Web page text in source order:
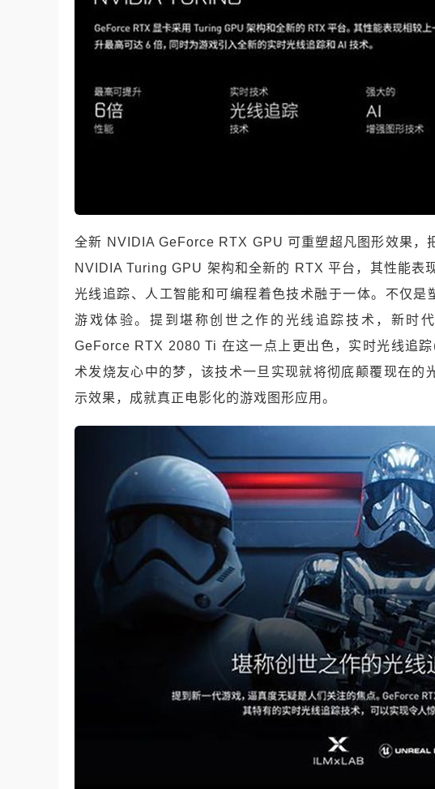
全新 NVIDIA GeForce RTX GPU 可重塑超凡图形效果，
NVIDIA Turing GPU 架构和全新的 RTX 平台，其性能表
光线追踪、人工智能和可编程着色技术融于一体。不仅
游戏体验。提到堪称创世之作的光线追踪技术，新时
GeForce RTX 2080 Ti 在这一点上更出色，实时光线追
术发烧友心中的梦，该技术一旦实现就将彻底颠覆现在的
示效果，成就真正电影化的游戏图形应用。